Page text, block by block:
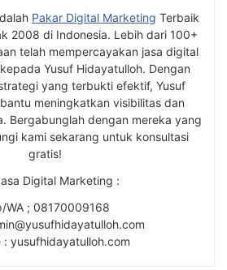
Pakar Digital Marketing Terbaik
2008 di Indonesia. Lebih dari 100+
telah mempercayakan jasa digital
Yusuf Hidayatulloh. Dengan
yang terbukti efektif, Yusuf
meningkatkan visibilitas dan
Bergabunglah dengan mereka yang
kami sekarang untuk konsultasi
gratis!
Digital Marketing :
WA ; 08170009168
: yusufhidayatulloh.com